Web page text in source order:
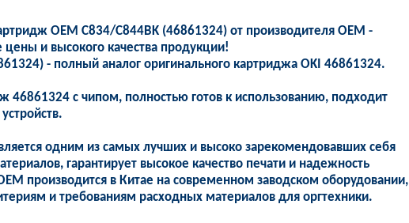
OEM C834/C844BK (46861324) от производителя OEM -
и высокого качества продукции!
- полный аналог оригинального картриджа OKI 46861324.
46861324 с чипом, полностью готов к использованию, подходит
одним из самых лучших и высоко зарекомендовавших себя
гарантирует высокое качество печати и надежность
производится в Китае на современном заводском оборудовании,
и требованиям расходных материалов для оргтехники.